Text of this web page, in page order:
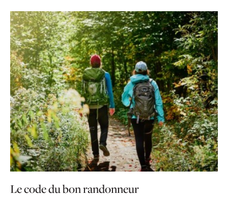
Le code du bon randonneur